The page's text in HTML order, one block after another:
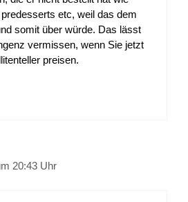
etc, weil das dem
somit über würde. Das lässt
vermissen, wenn Sie jetzt
preisen.
20:43 Uhr